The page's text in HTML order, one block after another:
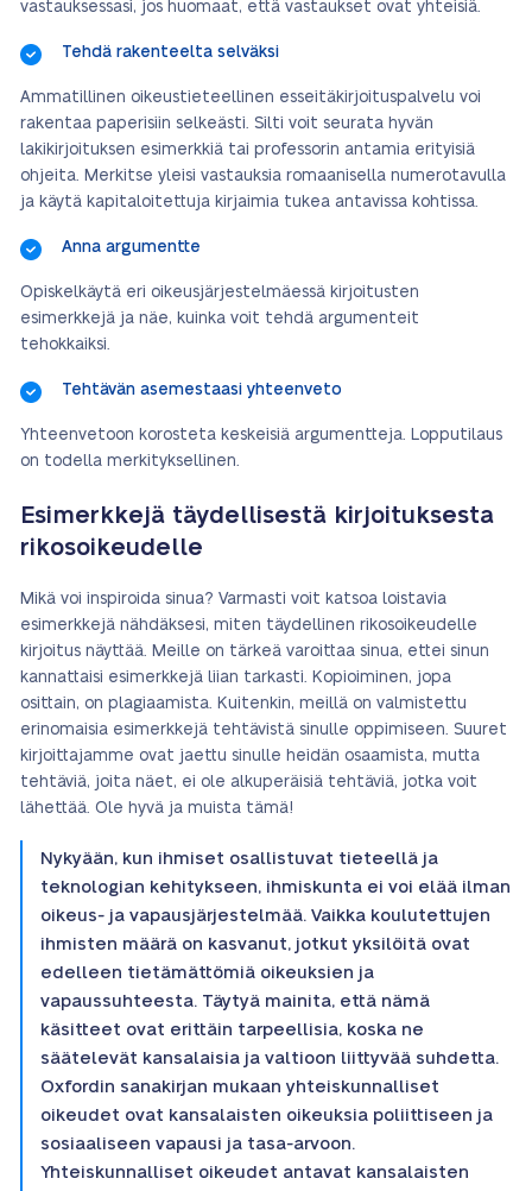
vastauksessasi, jos huomaat, että vastaukset ovat yhteisiä.
Tehdä rakenteelta selväksi
Ammatillinen oikeustieteellinen esseitäkirjoituspalvelu voi
rakentaa paperisiin selkeästi. Silti voit seurata hyvän
lakikirjoituksen esimerkkiä tai professorin antamia erityisiä
ohjeita. Merkitse yleisi vastauksia romaanisella numerotavulla
ja käytä kapitaloitettuja kirjaimia tukea antavissa kohtissa.
Anna argumentte
Opiskelkäytä eri oikeusjärjestelmäessä kirjoitusten
esimerkkejä ja näe, kuinka voit tehdä argumenteit
tehokkaiksi.
Tehtävän asemestaasi yhteenveto
Yhteenvetoon korosteta keskeisiä argumentteja. Lopputilaus
on todella merkityksellinen.
Esimerkkejä täydellisestä kirjoituksesta
rikosoikeudelle
Mikä voi inspiroida sinua? Varmasti voit katsoa loistavia
esimerkkejä nähdäksesi, miten täydellinen rikosoikeudelle
kirjoitus näyttää. Meille on tärkeä varoittaa sinua, ettei sinun
kannattaisi esimerkkejä liian tarkasti. Kopioiminen, jopa
osittain, on plagiaamista. Kuitenkin, meillä on valmistettu
erinomaisia esimerkkejä tehtävistä sinulle oppimiseen. Suuret
kirjoittajamme ovat jaettu sinulle heidän osaamista, mutta
tehtäviä, joita näet, ei ole alkuperäisiä tehtäviä, jotka voit
lähettää. Ole hyvä ja muista tämä!
Nykyään, kun ihmiset osallistuvat tieteellä ja
teknologian kehitykseen, ihmiskunta ei voi elää ilman
oikeus- ja vapausjärjestelmää. Vaikka koulutettujen
ihmisten määrä on kasvanut, jotkut yksilöitä ovat
edelleen tietämättömiä oikeuksien ja
vapaussuhteesta. Täytyä mainita, että nämä
käsitteet ovat erittäin tarpeellisia, koska ne
säätelevät kansalaisia ja valtioon liittyvää suhdetta.
Oxfordin sanakirjan mukaan yhteiskunnalliset
oikeudet ovat kansalaisten oikeuksia poliittiseen ja
sosiaaliseen vapausi ja tasa-arvoon.
Yhteiskunnalliset oikeudet antavat kansalaisten